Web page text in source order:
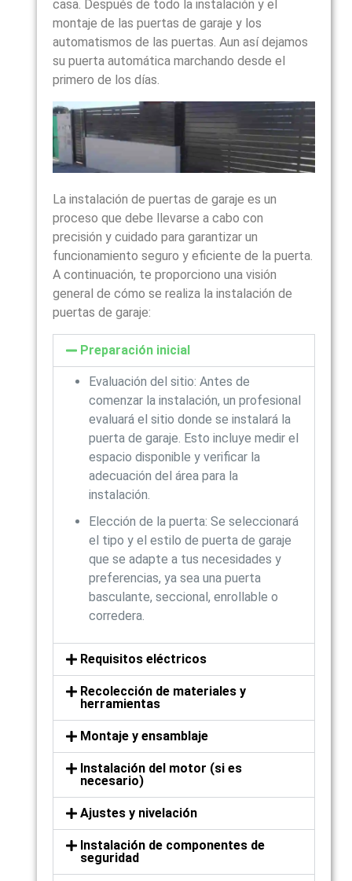
casa. Después de todo la instalación y el
montaje de las puertas de garaje y los
automatismos de las puertas. Aun así dejamos
su puerta automática marchando desde el
primero de los días.
La instalación de puertas de garaje es un
proceso que debe llevarse a cabo con
precisión y cuidado para garantizar un
funcionamiento seguro y eficiente de la puerta.
A continuación, te proporciono una visión
general de cómo se realiza la instalación de
puertas de garaje:
Preparación inicial
Evaluación del sitio: Antes de
comenzar la instalación, un profesional
evaluará el sitio donde se instalará la
puerta de garaje. Esto incluye medir el
espacio disponible y verificar la
adecuación del área para la
instalación.
Elección de la puerta: Se seleccionará
el tipo y el estilo de puerta de garaje
que se adapte a tus necesidades y
preferencias, ya sea una puerta
basculante, seccional, enrollable o
corredera.
Requisitos eléctricos
Recolección de materiales y
herramientas
Montaje y ensamblaje
Instalación del motor (si es
necesario)
Ajustes y nivelación
Instalación de componentes de
seguridad